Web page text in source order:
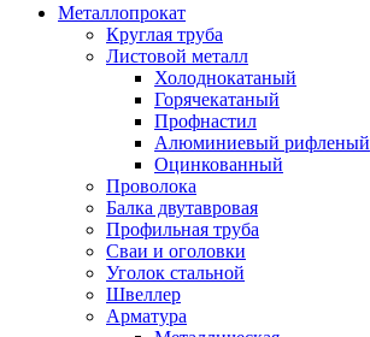
Металлопрокат
Круглая труба
Листовой металл
Холоднокатаный
Горячекатаный
Профнастил
Алюминиевый рифленый
Оцинкованный
Проволока
Балка двутавровая
Профильная труба
Сваи и оголовки
Уголок стальной
Швеллер
Арматура